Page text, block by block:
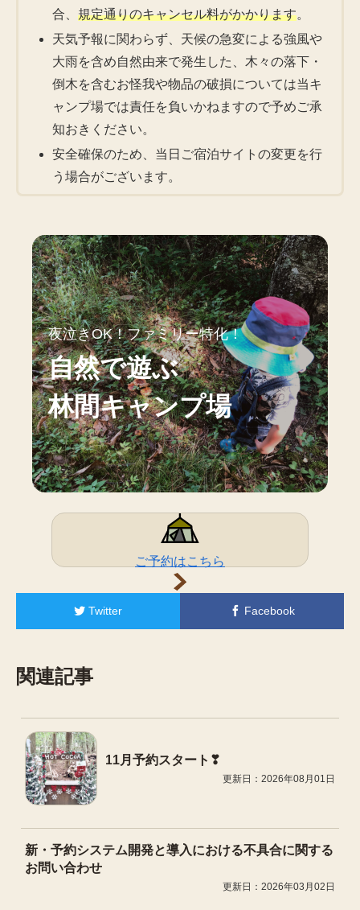
合、 規定通りのキャンセル料がかかります。
天気予報に関わらず、天候の急変による強風や
大雨を含め自然由来で発生した、木々の落下・
倒木を含むお怪我や物品の破損については当キ
ャンプ場では責任を負いかねますので予めご承
知おきください。
安全確保のため、当日ご宿泊サイトの変更を行
う場合がございます。
夜泣きOK！ファミリー特化！
自然で遊ぶ
林間キャンプ場
ご予約はこちら
Twitter Facebook
関連記事
11月予約スタート❣
更新日：2026年08月01日
新・予約システム開発と導入における不具合に関する
お問い合わせ
更新日：2026年03月02日